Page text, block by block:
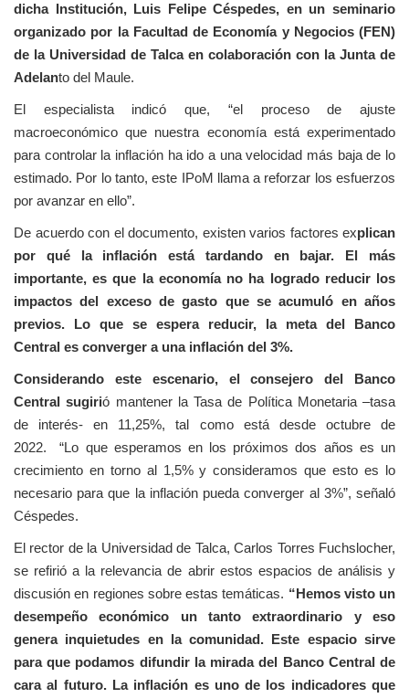
dicha Institución, Luis Felipe Céspedes, en un seminario
organizado por la Facultad de Economía y Negocios (FEN)
de la Universidad de Talca en colaboración con la Junta de
Adelanto del Maule.
El especialista indicó que, “el proceso de ajuste
macroeconómico que nuestra economía está experimentado
para controlar la inflación ha ido a una velocidad más baja de lo
estimado. Por lo tanto, este IPoM llama a reforzar los esfuerzos
por avanzar en ello”.
De acuerdo con el documento, existen varios factores explican
por qué la inflación está tardando en bajar. El más
importante, es que la economía no ha logrado reducir los
impactos del exceso de gasto que se acumuló en años
previos. Lo que se espera reducir, la meta del Banco
Central es converger a una inflación del 3%.
Considerando este escenario, el consejero del Banco
Central sugirió mantener la Tasa de Política Monetaria –tasa
de interés- en 11,25%, tal como está desde octubre de
2022. “Lo que esperamos en los próximos dos años es un
crecimiento en torno al 1,5% y consideramos que esto es lo
necesario para que la inflación pueda converger al 3%”, señaló
Céspedes.
El rector de la Universidad de Talca, Carlos Torres Fuchslocher,
se refirió a la relevancia de abrir estos espacios de análisis y
discusión en regiones sobre estas temáticas. “Hemos visto un
desempeño económico un tanto extraordinario y eso
genera inquietudes en la comunidad. Este espacio sirve
para que podamos difundir la mirada del Banco Central de
cara al futuro. La inflación es uno de los indicadores que